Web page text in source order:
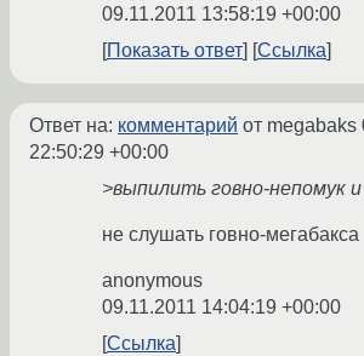
09.11.2011 13:58:19 +00:00
Показать ответ
Ссылка
Ответ на: комментарий от megabaks
22:50:29 +00:00
>выпилить говно-непомук
не слушать говно-мегабакса
anonymous
09.11.2011 14:04:19 +00:00
Ссылка